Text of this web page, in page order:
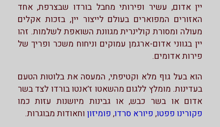
יין אדום, עשיר ופירותי מחבל בורדו שבצרפת, אחד
האזורים המפוארים בעולם לייצור יין, בזכות אקלים
מעולה ומסורת קולינרית מגוונת השואפת לשלמות. זהו
יין בגווני אדום-ארגמן עמוקים וניחוח משכר ופריך של
פירות אדומים.
הוא בעל גוף מלא וקטיפתי, המעסה את בלוטות הטעם
בעדינות. מומלץ ללגום מהשאטו ז’אנטו בורדו לצד בשר
אדום או בשר כבש, או גבינות מיושנות עזות כמו
פקורינו פפטו, פיורא סרדו, פומיזוןוחאודות מבוגרות.